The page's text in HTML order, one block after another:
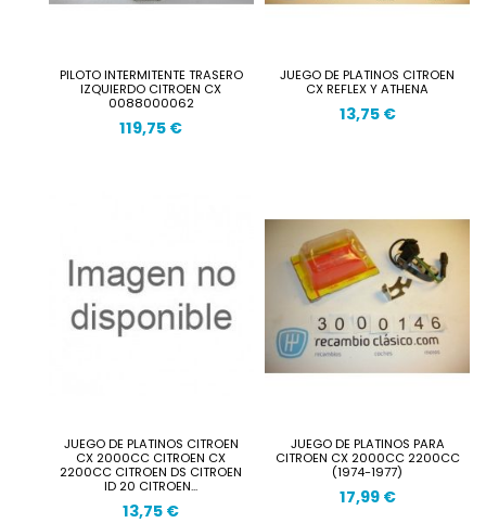
PILOTO INTERMITENTE TRASERO
IZQUIERDO CITROEN CX
0088000062
119,75 €
JUEGO DE PLATINOS CITROEN
CX REFLEX Y ATHENA
13,75 €
JUEGO DE PLATINOS CITROEN
CX 2000CC CITROEN CX
2200CC CITROEN DS CITROEN
ID 20 CITROEN...
13,75 €
JUEGO DE PLATINOS PARA
CITROEN CX 2000CC 2200CC
(1974-1977)
17,99 €